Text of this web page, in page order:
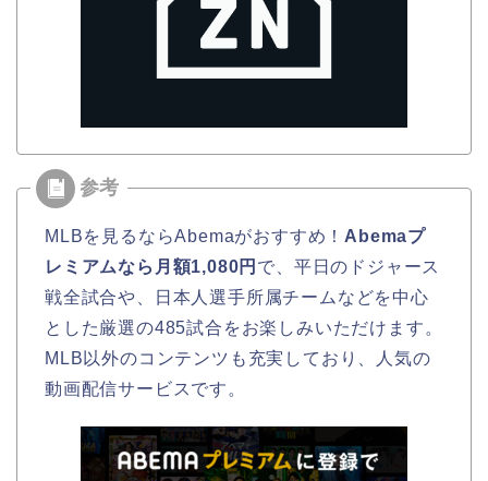
MLBを見るならAbemaがおすすめ！ Abemaプ
レミアムなら月額1,080円 で、平日のドジャース
戦全試合や、日本人選手所属チームなどを中心
とした厳選の485試合をお楽しみいただけます。
MLB以外のコンテンツも充実しており、人気の
動画配信サービスです。